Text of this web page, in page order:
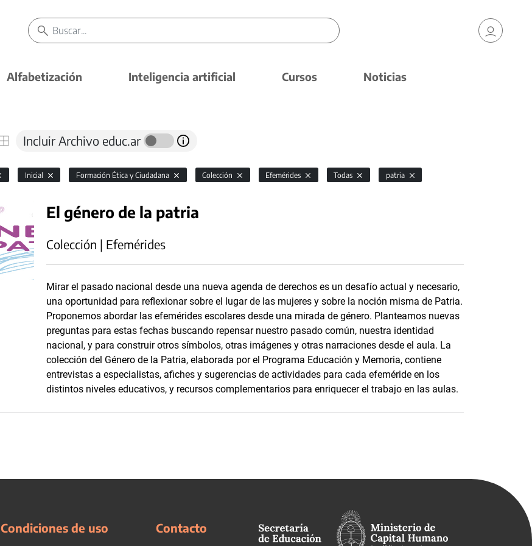
Alfabetización Inteligencia artificial Cursos Noticias
Incluir Archivo educ.ar
Inicial Formación Ética y Ciudadana Colección Efemérides Todas patria
El género de la patria
Colección | Efemérides
Mirar el pasado nacional desde una nueva agenda de derechos es un desafío actual y necesario,
una oportunidad para reflexionar sobre el lugar de las mujeres y sobre la noción misma de Patria.
Proponemos abordar las efemérides escolares desde una mirada de género. Planteamos nuevas
preguntas para estas fechas buscando repensar nuestro pasado común, nuestra identidad
nacional, y para construir otros símbolos, otras imágenes y otras narraciones desde el aula. La
colección del Género de la Patria, elaborada por el Programa Educación y Memoria, contiene
entrevistas a especialistas, afiches y sugerencias de actividades para cada efeméride en los
distintos niveles educativos, y recursos complementarios para enriquecer el trabajo en las aulas.
Condiciones de uso Contacto